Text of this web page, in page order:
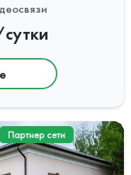
Партнер сети